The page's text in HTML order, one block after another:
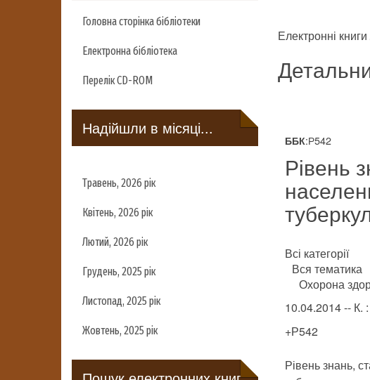
Головна сторінка бібліотеки
Електронна бібліотека
Перелік CD-ROM
Надійшли в місяці...
Травень, 2026 рік
Квітень, 2026 рік
Лютий, 2026 рік
Грудень, 2025 рік
Листопад, 2025 рік
Жовтень, 2025 рік
Електронні
ББК:Р542
Рівень
Всі категорії
Вся тематика
Охорона
10.04.2014 -- К. :
+Р542
Рівень знань,